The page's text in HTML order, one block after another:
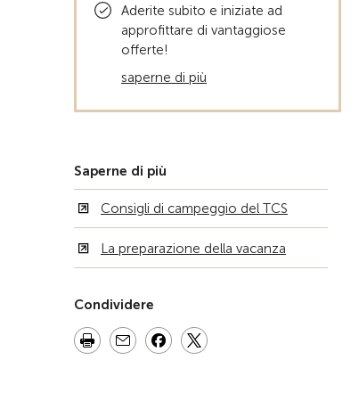
Aderite subito e iniziate ad
approfittare di vantaggiose
offerte!
saperne di più
Saperne di più
Consigli di campeggio del TCS
La preparazione della vacanza
Condividere